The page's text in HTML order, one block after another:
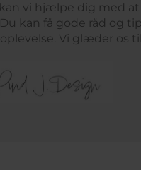
kan vi hjælpe dig med
kan få gode råd og
Vi glæder os